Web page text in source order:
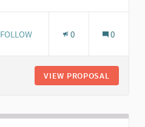
8 FOLLOWERS
FOLLOW 0 0
VIEW PROPOSAL